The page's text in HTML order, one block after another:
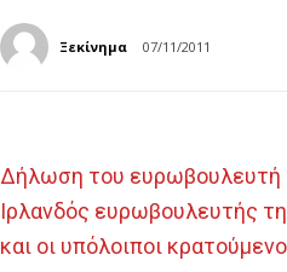
Ξεκίνημα 07/11/2011
Δήλωση του ευρωβουλευτή
Ιρλανδός ευρωβουλευτής
και οι υπόλοιποι